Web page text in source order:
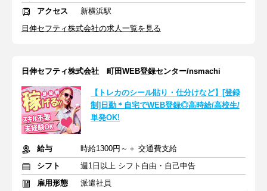
アクセス
新横浜駅
日伸セフティ株式会社の求人一覧を見る
日伸セフティ株式会社 町田WEB登録センター/nsmachi
【トレカのシール貼り・仕分けなど】[登録
制]日勤＊自宅でWEB登録◎高時給/高校生/
単発OK!
給与
時給1300円～＋ 交通費支給
シフト
週1日以上 シフト自由・自己申告
雇用形態
派遣社員